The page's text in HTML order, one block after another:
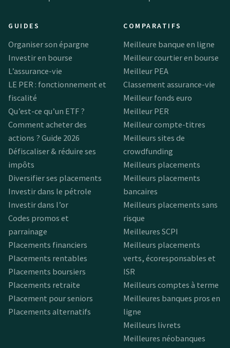
GUIDES
Organiser son épargne
Investir en bourse
L’assurance-vie
LE PER : fonctionnement et
fiscalité
Qu’est-ce qu’un ETF ?
Comment acheter des
actions ? Guide 2026
Défiscaliser & réduire ses
impôts
Diversifier ses placements
Investir dans le pétrole
Investir dans l’or
Codes promos et
parrainage
Placements financiers
Placements rentables
Placements boursiers
Placements retraite
Placement pour seniors
Placements alternatifs
COMPARATIFS
Meilleure banque en ligne
Meilleur courtier en bourse
Meilleur PEA
Classement assurance-vie
Meilleur fonds euro
Meilleur PER
Meilleur compte-titres
Meilleurs sites de
crowdfunding
Meilleurs placements
Meilleurs placements
bancaires
Meilleurs placements sans
risque
Meilleures SCPI
Meilleurs placements
verts, écoresponsables et
ISR
Meilleurs comptes à terme
Meilleures banques pros en
ligne
Meilleurs livrets
Meilleures néobanques